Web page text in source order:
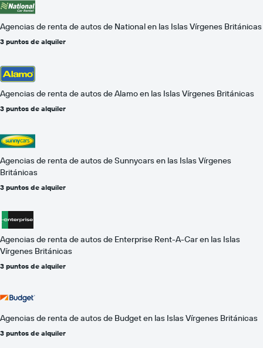
Agencias de renta de autos de National en las Islas Vírgenes Británicas
3 puntos de alquiler
Agencias de renta de autos de Alamo en las Islas Vírgenes Británicas
3 puntos de alquiler
Agencias de renta de autos de Sunnycars en las Islas Vírgenes
Británicas
3 puntos de alquiler
Agencias de renta de autos de Enterprise Rent-A-Car en las Islas
Vírgenes Británicas
3 puntos de alquiler
Agencias de renta de autos de Budget en las Islas Vírgenes Británicas
3 puntos de alquiler